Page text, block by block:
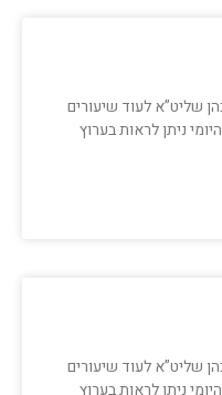
שליט”א לעוד שיעורים
ניתן לראות בערוץ
שליט”א לעוד שיעורים
ניתן לראות בערוץ